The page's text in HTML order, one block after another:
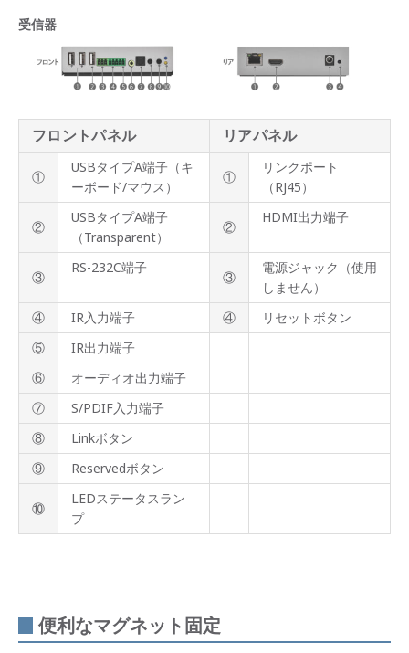
受信器
フロントパネル リアパネル
①
USBタイプA端子（キ
ーボード/マウス）
①
リンクポート
（RJ45）
②
USBタイプA端子
（Transparent）
②
HDMI出力端子
③
RS-232C端子
③
電源ジャック（使用
しません）
④
IR入力端子 ④
リセットボタン
⑤
IR出力端子
⑥
オーディオ出力端子
⑦
S/PDIF入力端子
⑧
Linkボタン
⑨
Reservedボタン
⑩
LEDステータスラン
プ
便利なマグネット固定